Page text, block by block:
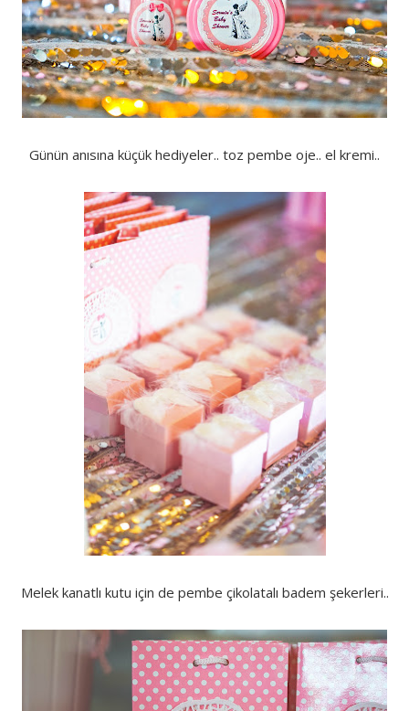
Günün anısına küçük hediyeler.. toz pembe oje.. el kremi..
Melek kanatlı kutu için de pembe çikolatalı badem şekerleri..